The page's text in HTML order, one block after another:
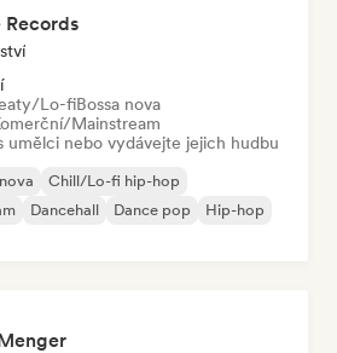
Lo-fiBossa nova
Mainstream
umělci nebo vydávejte jejich hudbu
Chill/Lo-fi hip-hop
Dancehall Dance pop
Hip-hop